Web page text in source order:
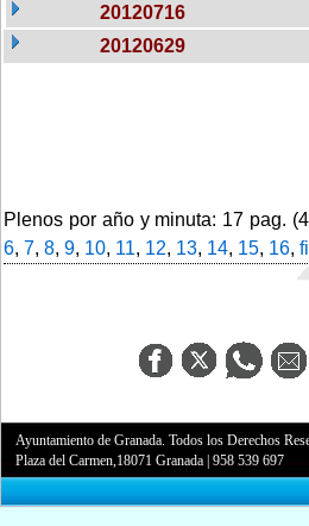
20120716
20120629
Plenos por año y minuta: 17 pag.
6, 7, 8, 9, 10, 11, 12, 13, 14, 15, 16,
Ayuntamiento de Granada. Todos los Derechos
Plaza del Carmen,18071 Granada |958 539 697